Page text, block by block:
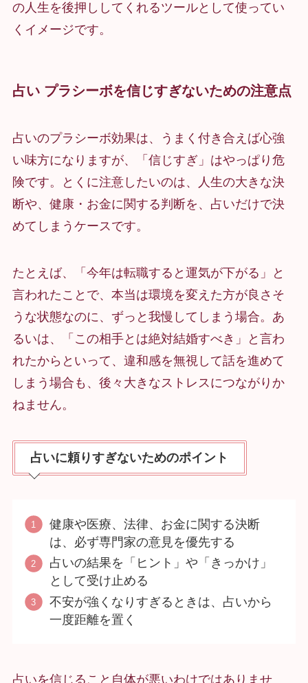
の人生を後押ししてくれるツールとして使ってい
くイメージです。
占い プラシーボを信じすぎないための注意点
占いのプラシーボ効果は、うまく付き合えば心強
い味方になりますが、「信じすぎ」はやっぱり危
険です。とくに注意したいのは、人生の大きな決
断や、健康・お金に関する判断を、占いだけで決
めてしまうケースです。
たとえば、「今年は転職すると運気が下がる」と
言われたことで、本当は環境を変えた方が良さそ
うな状態なのに、ずっと我慢してしまう場合。あ
るいは、「この相手とは絶対結婚すべき」と言わ
れたからといって、違和感を無視して話を進めて
しまう場合も、後々大きなストレスにつながりか
ねません。
占いに頼りすぎないためのポイント
健康や医療、法律、お金に関する決断
は、必ず専門家の意見を優先する
占いの結果を「ヒント」や「きっかけ」
として受け止める
不安が強くなりすぎるときは、占いから
一度距離を置く
占いを信じること自体が悪いわけではありませ